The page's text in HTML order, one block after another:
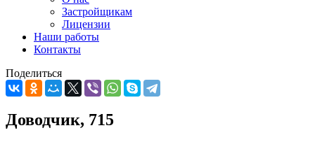
Застройщикам
Лицензии
Наши работы
Контакты
Поделиться
Доводчик, 715